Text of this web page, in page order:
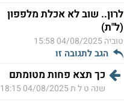
לרון.. שוב לא אכלת מלפפון
(ל"ת)
טוביה04/08/2025 15:58
הגב לתגובה זו
כך תצא פחות מטומתם
שנה ט ל ת04/08/2025 18:15